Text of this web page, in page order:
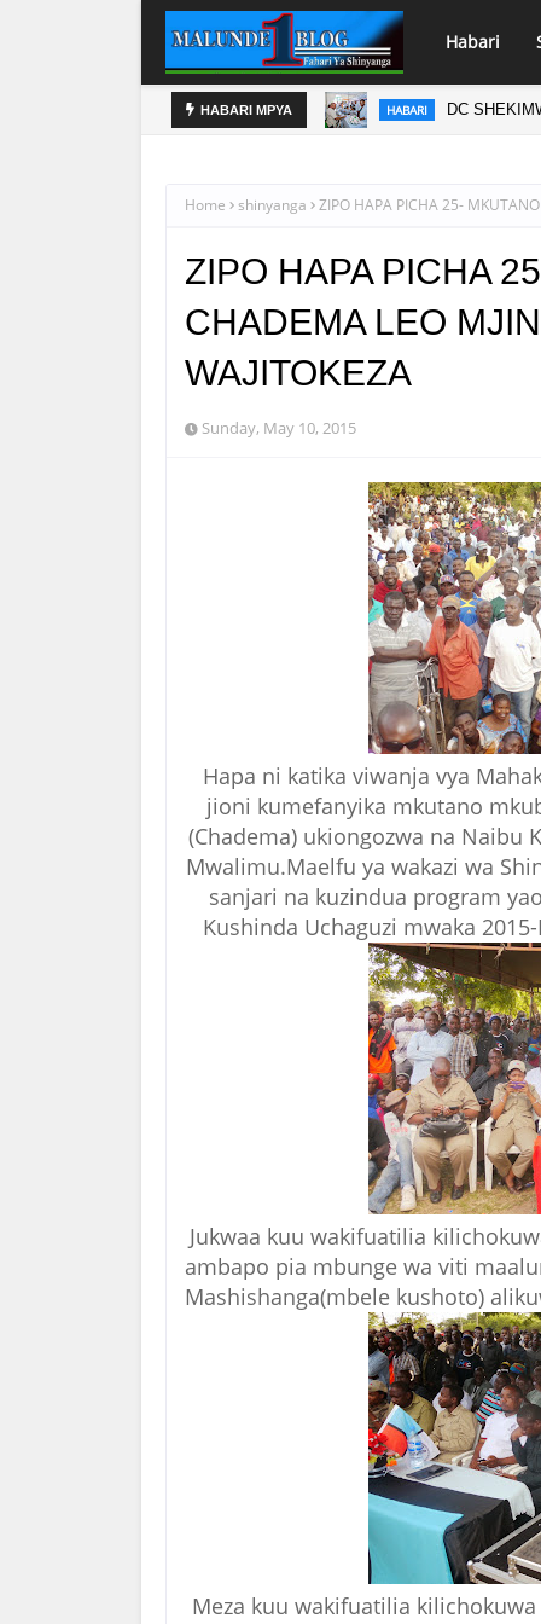
Habari
HABARI MPYA
KIKUU CHA NISHATI YA MAFUTA HABARI DC
Home shinyanga ZIPO HAPA PICHA 25-
ZIPO HAPA PICHA
CHADEMA LEO
WAJITOKEZA
Sunday, May 10, 2015
Hapa ni katika viwanja vya
jioni kumefanyika mkutano
(Chadema) ukiongozwa na Naibu
Mwalimu.Maelfu ya wakazi wa
sanjari na kuzindua program
Kushinda Uchaguzi mwaka
Jukwaa kuu wakifuatilia
ambapo pia mbunge wa viti
Mashishanga(mbele kushoto)
Meza kuu wakifuatilia